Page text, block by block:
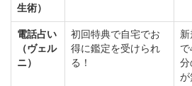
生術）
電話占い
（ヴェル
ニ）
初回特典で自宅でお
得に鑑定を受けられ
る！
で
分
が